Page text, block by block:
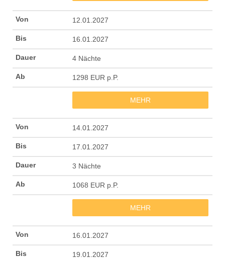
12.01.2027
16.01.2027
4 Nächte
1298 EUR p.P.
MEHR
14.01.2027
17.01.2027
3 Nächte
1068 EUR p.P.
MEHR
16.01.2027
19.01.2027